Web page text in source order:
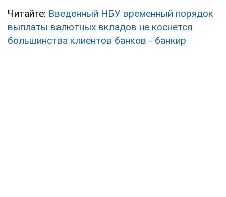
Читайте: Введенный НБУ временный порядок
выплаты валютных вкладов не коснется
большинства клиентов банков - банкир